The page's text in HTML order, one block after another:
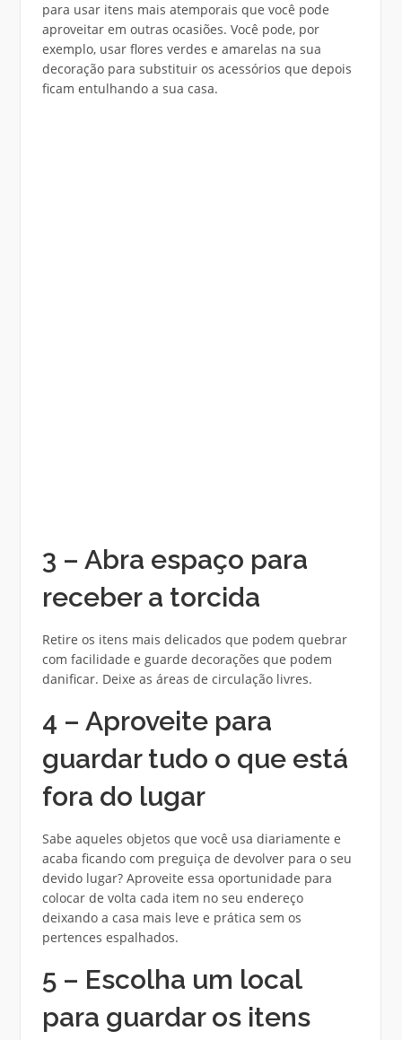
para usar itens mais atemporais que você pode
aproveitar em outras ocasiões. Você pode, por
exemplo, usar flores verdes e amarelas na sua
decoração para substituir os acessórios que depois
ficam entulhando a sua casa.
3 – Abra espaço para
receber a torcida
Retire os itens mais delicados que podem quebrar
com facilidade e guarde decorações que podem
danificar. Deixe as áreas de circulação livres.
4 – Aproveite para
guardar tudo o que está
fora do lugar
Sabe aqueles objetos que você usa diariamente e
acaba ficando com preguiça de devolver para o seu
devido lugar? Aproveite essa oportunidade para
colocar de volta cada item no seu endereço
deixando a casa mais leve e prática sem os
pertences espalhados.
5 – Escolha um local
para guardar os itens